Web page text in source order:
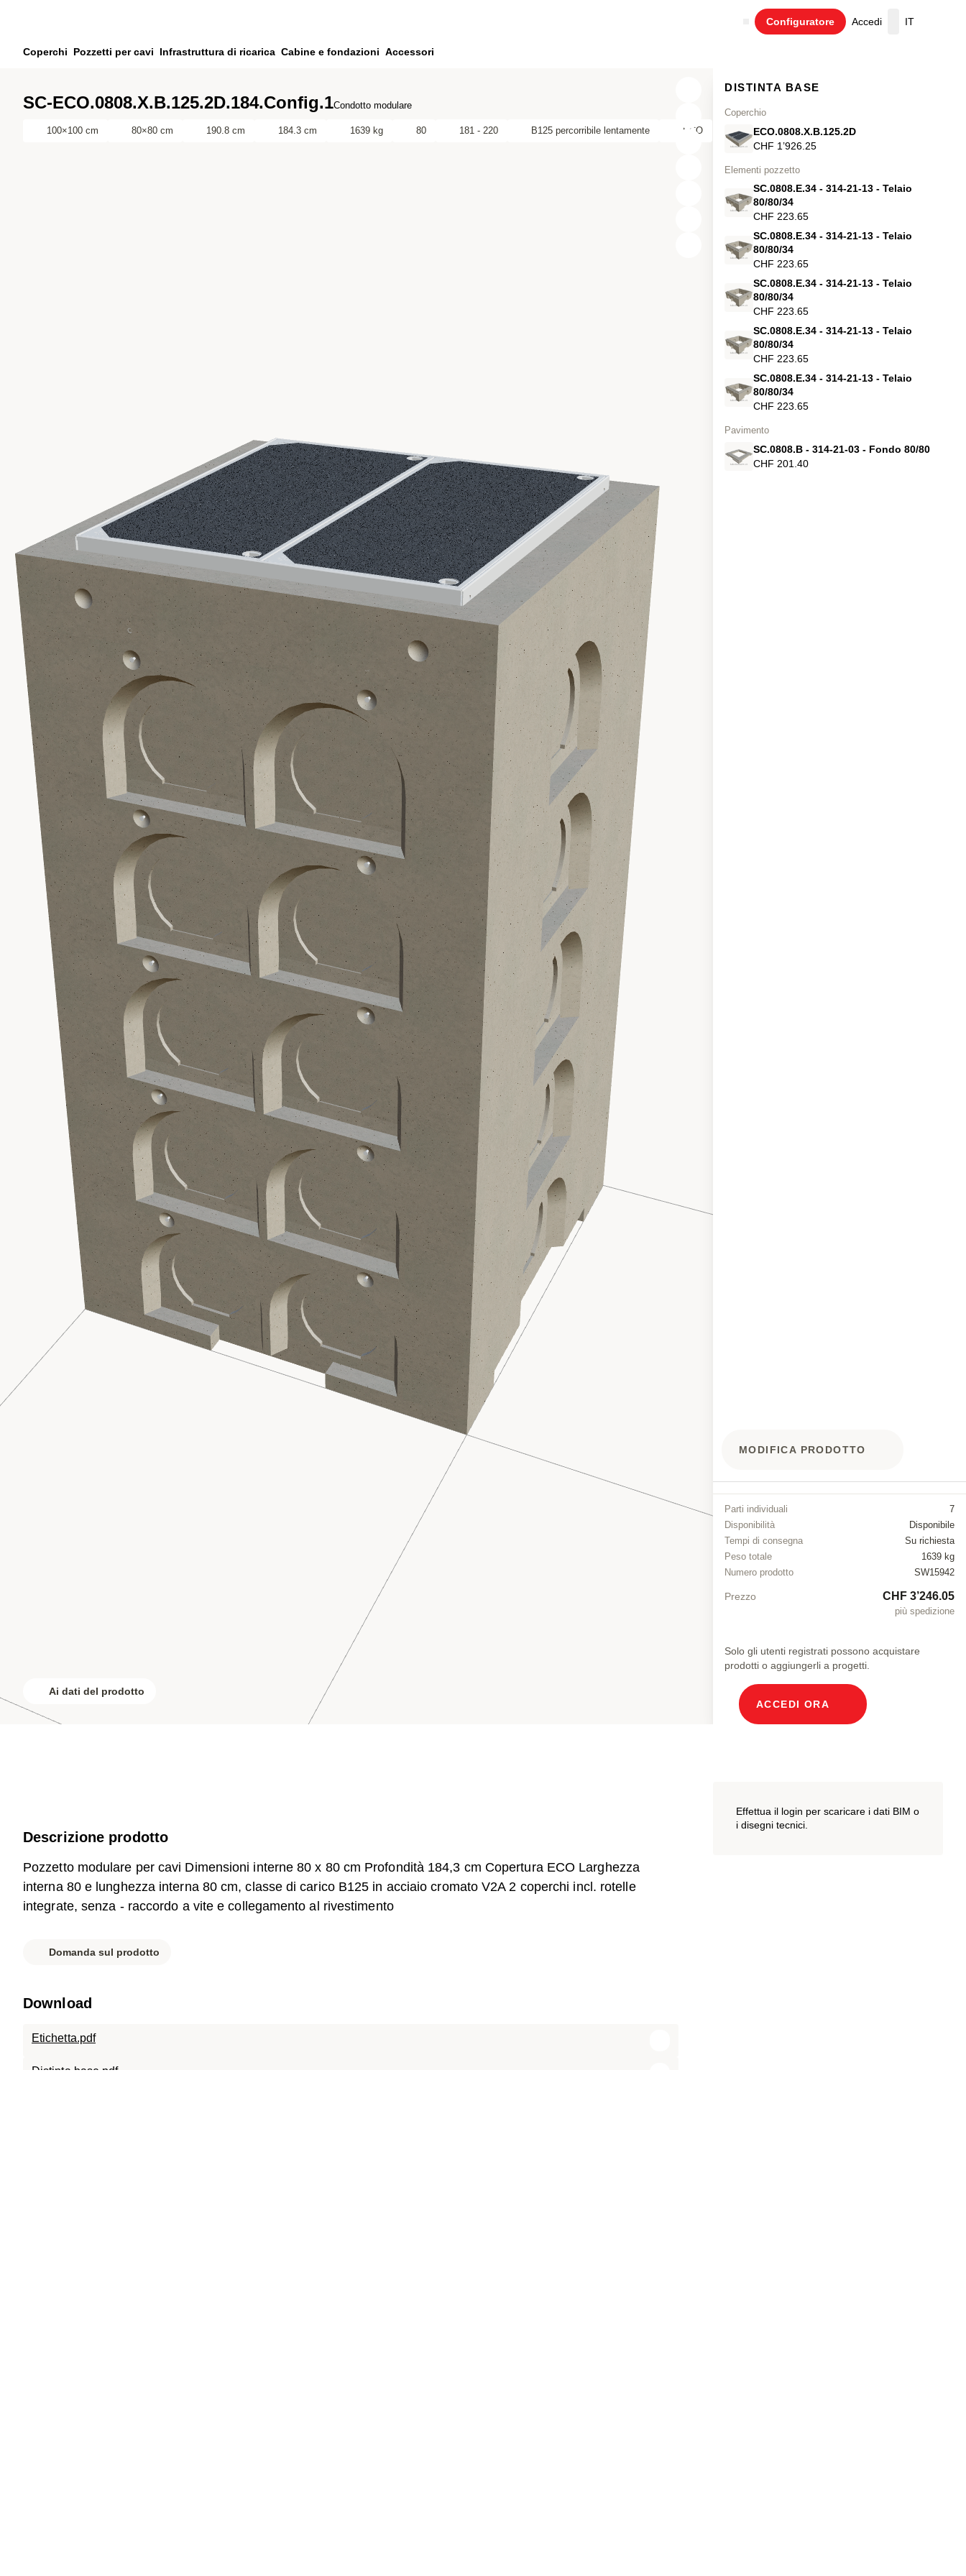
Vai al tuo account
Coperchi Pozzetti per cavi Infrastruttura di ricarica Cabine e fondazioni Accessori
Configuratore Accedi
Carrello
IT
Condotto modulare
SC-ECO.0808.X.B.125.2D.184.Config.1
100×100 cm 80×80 cm 190.8 cm 184.3 cm 1639 kg 80 181 - 220 B125 percorribile lentamente ECO
Ai dati del prodotto
DISTINTA BASE
Coperchio
ECO.0808.X.B.125.2D
CHF 1’926.25
Elementi pozzetto
SC.0808.E.34 - 314-21-13 - Telaio
80/80/34
CHF 223.65
SC.0808.E.34 - 314-21-13 - Telaio
80/80/34
CHF 223.65
SC.0808.E.34 - 314-21-13 - Telaio
80/80/34
CHF 223.65
SC.0808.E.34 - 314-21-13 - Telaio
80/80/34
CHF 223.65
SC.0808.E.34 - 314-21-13 - Telaio
80/80/34
CHF 223.65
Pavimento
SC.0808.B - 314-21-03 - Fondo 80/80
CHF 201.40
MODIFICA PRODOTTO
Parti individuali
7
Disponibilità
Disponibile
Tempi di consegna
Su richiesta
Peso totale
1639 kg
Numero prodotto
SW15942
Prezzo CHF 3’246.05
più spedizione
Solo gli utenti registrati possono acquistare
prodotti o aggiungerli a progetti.
ACCEDI ORA
Descrizione prodotto
Pozzetto modulare per cavi Dimensioni interne 80 x 80 cm Profondità 184,3 cm Copertura ECO Larghezza
interna 80 e lunghezza interna 80 cm, classe di carico B125 in acciaio cromato V2A 2 coperchi incl. rotelle
integrate, senza - raccordo a vite e collegamento al rivestimento
Domanda sul prodotto
Download
Etichetta.pdf
Distinta base.pdf
Effettua il login per scaricare i dati BIM o
i disegni tecnici.